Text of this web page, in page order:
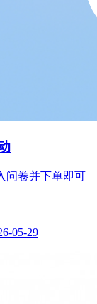
问卷并下单即可
05-29